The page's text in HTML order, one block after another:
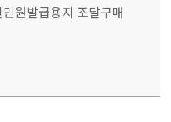
원발급용지 조달구매